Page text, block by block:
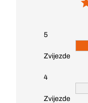
5
Zvijezde
4
Zvijezde